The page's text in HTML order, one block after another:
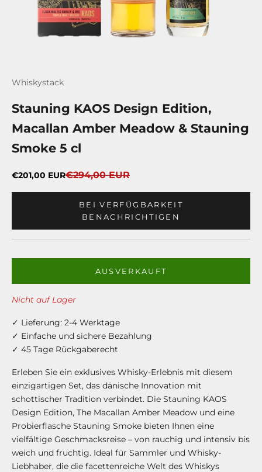
Whiskystack
Stauning KAOS Design Edition,
Macallan Amber Meadow & Stauning
Smoke 5 cl
Angebot
€201,00 EURRegulärer Preis
€294,00 EUR
BEI VERFÜGBARKEIT
BENACHRICHTIGEN
AUSVERKAUFT
Nicht auf Lager
✓ Lieferung: 2-4 Werktage
✓ Einfache und sichere Bezahlung
✓ 45 Tage Rückgaberecht
Erleben Sie ein exklusives Whisky-Erlebnis mit diesem
einzigartigen Set, das dänische Innovation mit
schottischer Tradition verbindet. Die Stauning KAOS
Design Edition, The Macallan Amber Meadow und eine
Probierflasche Stauning Smoke bieten Ihnen eine
vielfältige Geschmacksreise – von rauchig und intensiv bis
weich und fruchtig. Ideal für Sammler und Whisky-
Liebhaber, die die facettenreiche Welt des Whiskys